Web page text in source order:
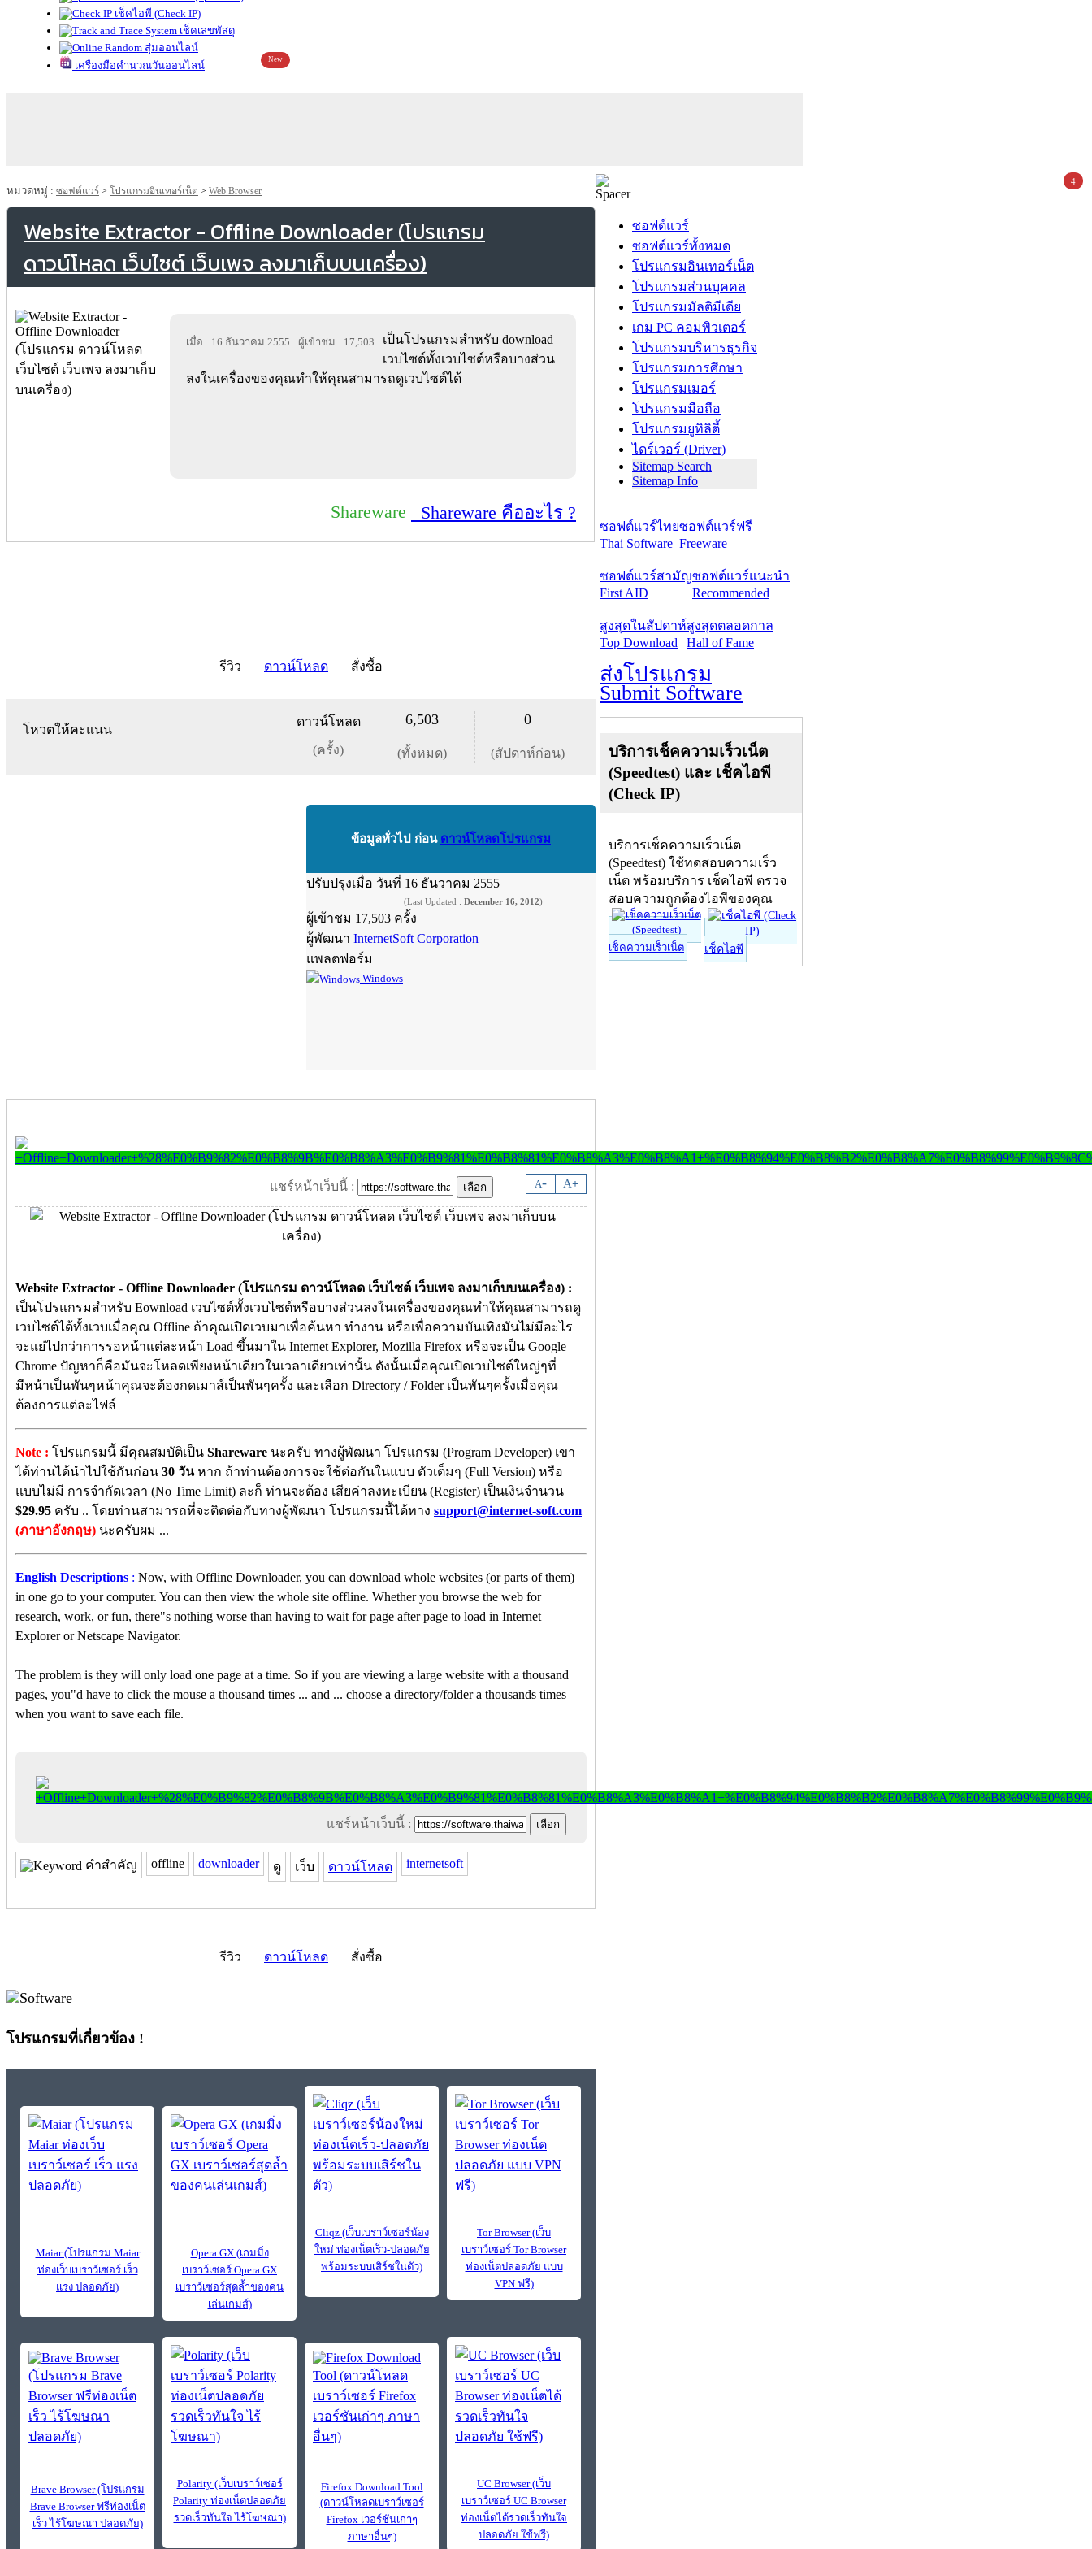
เช็คไอพี (Check IP)
เช็คเลขพัสดุ
สุ่มออนไลน์
เครื่องมือคำนวณวันออนไลน์
New
หมวดหมู่ : ซอฟต์แวร์ > โปรแกรมอินเทอร์เน็ต > Web Browser
Website Extractor - Offline Downloader (โปรแกรม
ดาวน์โหลด เว็บไซต์ เว็บเพจ ลงมาเก็บบนเครื่อง)
เมื่อ : 16 ธันวาคม 2555 ผู้เข้าชม : 17,503
เป็นโปรแกรมสำหรับ download
เวบไซต์ทั้งเวบไซต์หรือบางส่วน
ลงในเครื่องของคุณทำให้คุณสามารถดูเวบไซต์ได้
Shareware Shareware คืออะไร ?
รีวิว ดาวน์โหลด สั่งซื้อ
โหวตให้คะแนน
ดาวน์โหลด
(ครั้ง)
6,503
(ทั้งหมด)
0
(สัปดาห์ก่อน)
ข้อมูลทั่วไป ก่อน ดาวน์โหลดโปรแกรม
ปรับปรุงเมื่อ วันที่ 16 ธันวาคม 2555
(Last Updated : December 16, 2012)
ผู้เข้าชม 17,503 ครั้ง
ผู้พัฒนา InternetSoft Corporation
แพลตฟอร์ม
Windows
A- A+
แชร์หน้าเว็บนี้ :
Website Extractor - Offline Downloader (โปรแกรม ดาวน์โหลด เว็บไซต์ เว็บเพจ ลงมาเก็บบนเครื่อง) :
เป็นโปรแกรมสำหรับ Eownload เวบไซต์ทั้งเวบไซต์หรือบางส่วนลงในเครื่องของคุณทำให้คุณสามารถดู
เวบไซต์ได้ทั้งเวบเมื่อคุณ Offline ถ้าคุณเปิดเวบมาเพื่อค้นหา ทำงาน หรือเพื่อความบันเทิงมันไม่มีอะไร
จะแย่ไปกว่าการรอหน้าแต่ละหน้า Load ขึ้นมาใน Internet Explorer, Mozilla Firefox หรือจะเป็น Google
Chrome ปัญหาก็คือมันจะโหลดเพียงหน้าเดียวในเวลาเดียวเท่านั้น ดังนั้นเมื่อคุณเปิดเวบไซต์ใหญ่ๆที่
มีหน้าเป็นพันๆหน้าคุณจะต้องกดเมาส์เป็นพันๆครั้ง และเลือก Directory / Folder เป็นพันๆครั้งเมื่อคุณ
ต้องการแต่ละไฟล์
Note : โปรแกรมนี้ มีคุณสมบัติเป็น Shareware นะครับ ทางผู้พัฒนา โปรแกรม (Program Developer) เขา
ได้ท่านได้นำไปใช้กันก่อน 30 วันหาก ถ้าท่านต้องการจะใช้ต่อกันในแบบ ตัวเต็มๆ (Full Version) หรือ
แบบไม่มี การจำกัดเวลา (No Time Limit) ละก็ ท่านจะต้อง เสียค่าลงทะเบียน (Register) เป็นเงินจำนวน
$29.95 ครับ .. โดยท่านสามารถที่จะติดต่อกับทางผู้พัฒนา โปรแกรมนี้ได้ทาง support@internet-soft.com
(ภาษาอังกฤษ) นะครับผม ...
English Descriptions : Now, with Offline Downloader, you can download whole websites (or parts of them)
in one go to your computer. You can then view the whole site offline. Whether you browse the web for
research, work, or fun, there"s nothing worse than having to wait for page after page to load in Internet
Explorer or Netscape Navigator.
The problem is they will only load one page at a time. So if you are viewing a large website with a thousand
pages, you"d have to click the mouse a thousand times ... and ... choose a directory/folder a thousands times
when you want to save each file.
แชร์หน้าเว็บนี้ :
คำสำคัญ offline downloader ดู เว็บ ดาวน์โหลด internetsoft
รีวิว ดาวน์โหลด สั่งซื้อ
โปรแกรมที่เกี่ยวข้อง !
Maiar (โปรแกรม Maiar
ท่องเว็บเบราว์เซอร์ เร็ว
แรง ปลอดภัย)
Opera GX (เกมมิ่ง
เบราว์เซอร์ Opera GX
เบราว์เซอร์สุดล้ำของคน
เล่นเกมส์)
Cliqz (เว็บเบราว์เซอร์น้อง
ใหม่ ท่องเน็ตเร็ว-ปลอดภัย
พร้อมระบบเสิร์ชในตัว)
Tor Browser (เว็บ
เบราว์เซอร์ Tor Browser
ท่องเน็ตปลอดภัย แบบ
VPN ฟรี)
Brave Browser (โปรแกรม
Brave Browser ฟรีท่องเน็ต
เร็ว ไร้โฆษณา ปลอดภัย)
Polarity (เว็บเบราว์เซอร์
Polarity ท่องเน็ตปลอดภัย
รวดเร็วทันใจ ไร้โฆษณา)
Firefox Download Tool
(ดาวน์โหลดเบราว์เซอร์
Firefox เวอร์ชันเก่าๆ
ภาษาอื่นๆ)
UC Browser (เว็บ
เบราว์เซอร์ UC Browser
ท่องเน็ตได้รวดเร็วทันใจ
ปลอดภัย ใช้ฟรี)
ซอฟต์แวร์
ซอฟต์แวร์ทั้งหมด
โปรแกรมอินเทอร์เน็ต
โปรแกรมส่วนบุคคล
โปรแกรมมัลติมีเดีย
เกม PC คอมพิวเตอร์
โปรแกรมบริหารธุรกิจ
โปรแกรมการศึกษา
โปรแกรมเมอร์
โปรแกรมมือถือ
โปรแกรมยูทิลิตี้
ไดร์เวอร์ (Driver)
Sitemap Search
Sitemap Info
ซอฟต์แวร์ไทย
Thai Software
ซอฟต์แวร์ฟรี
Freeware
ซอฟต์แวร์สามัญ
First AID
ซอฟต์แวร์แนะนำ
Recommended
สูงสุดในสัปดาห์
Top Download
สูงสุดตลอดกาล
Hall of Fame
ส่งโปรแกรม
Submit Software
บริการเช็คความเร็วเน็ต
(Speedtest) และ เช็คไอพี
(Check IP)
บริการเช็คความเร็วเน็ต
(Speedtest) ใช้ทดสอบความเร็ว
เน็ต พร้อมบริการ เช็คไอพี ตรวจ
สอบความถูกต้องไอพีของคุณ
เช็คความเร็วเน็ต เช็คไอพี
4